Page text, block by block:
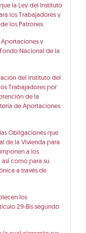
la Ley del Instituto
los Trabajadores y
los Patrones
y
Nacional de la
del Instituto del
Trabajadores por
de la
de Aportaciones
Obligaciones que
de la Vivienda para
a los
así como para su
a través de
los
29-Bis segundo